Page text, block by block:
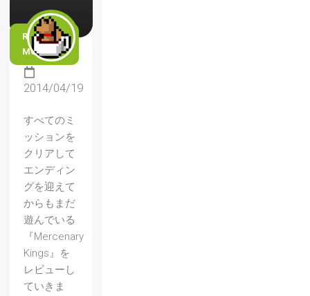
READ
MORE
2014/04/19
すべてのミ
ッションを
クリアして
エンディン
グを迎えて
からもまだ
遊んでいる
『Mercenary
Kings』を
レビューし
ていきま